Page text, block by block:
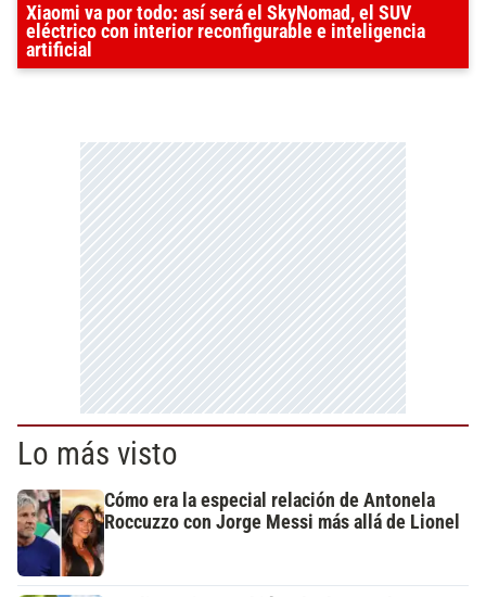
Xiaomi va por todo: así será el SkyNomad, el SUV
eléctrico con interior reconfigurable e inteligencia
artificial
Lo más visto
Cómo era la especial relación de Antonela
Roccuzzo con Jorge Messi más allá de Lionel